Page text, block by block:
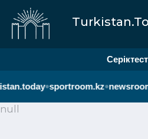
•sportroom.kz•
null